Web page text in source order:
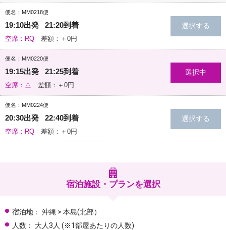
便名：MM0218便
19:10出発 21:20到着
空席：RQ 差額：＋0円
便名：MM0220便
19:15出発 21:25到着
空席：△ 差額：＋0円
便名：MM0224便
20:30出発 22:40到着
空席：RQ 差額：＋0円
宿泊施設・プランを選択
宿泊地： 沖縄 > 本島(北部）
人数：
大人3人 (※1部屋あたりの人数)